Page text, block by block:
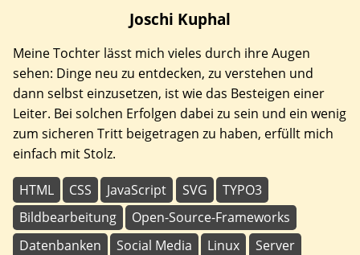
Joschi Kuphal
Meine Tochter lässt mich vieles durch ihre Augen
sehen: Dinge neu zu entdecken, zu verstehen und
dann selbst einzusetzen, ist wie das Besteigen einer
Leiter. Bei solchen Erfolgen dabei zu sein und ein wenig
zum sicheren Tritt beigetragen zu haben, erfüllt mich
einfach mit Stolz.
HTML CSS JavaScript SVG
TYPO3
Bildbearbeitung
Open-Source-Frameworks
Datenbanken
Social Media Linux
Server